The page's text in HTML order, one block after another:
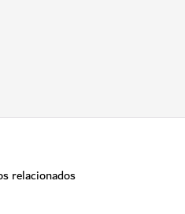
relacionados